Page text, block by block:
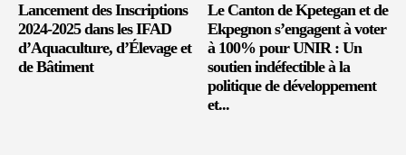
Lancement des Inscriptions
2024-2025 dans les IFAD
d’Aquaculture, d’Élevage et
de Bâtiment
Le Canton de Kpetegan et de
Ekpegnon s’engagent à voter
à 100% pour UNIR : Un
soutien indéfectible à la
politique de développement
et...